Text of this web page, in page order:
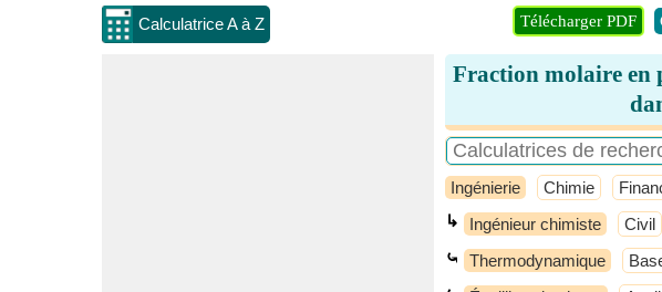
Calculatrice A à Z Télécharger PDF
Fraction molaire en
Ingénierie Chimie
↳ Ingénieur chimiste Civil
⤿ Thermodynamique